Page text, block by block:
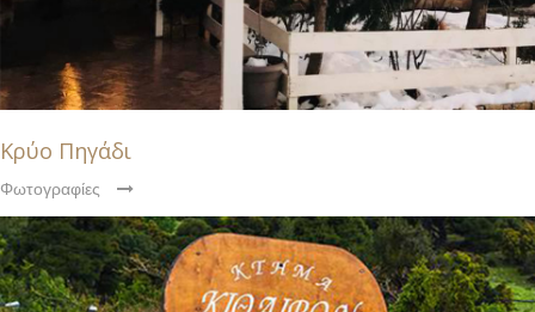
Κρύο Πηγάδι
Φωτογραφίες